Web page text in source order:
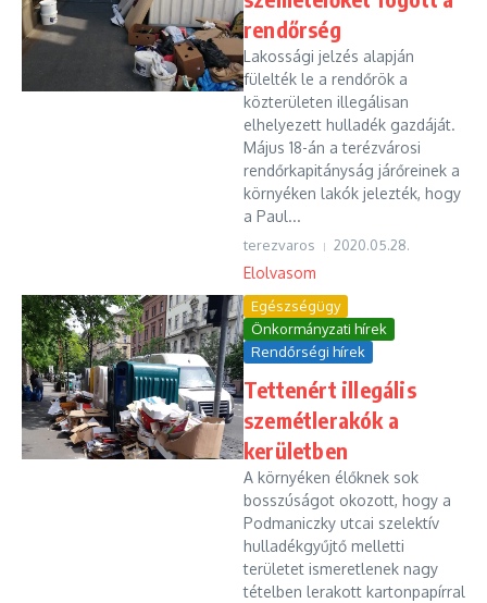
rendőrség
Lakossági jelzés alapján
fülelték le a rendőrök a
közterületen illegálisan
elhelyezett hulladék gazdáját.
Május 18-án a terézvárosi
rendőrkapitányság járőreinek a
környéken lakók jelezték, hogy
a Paul...
terezvaros 2020.05.28.
Elolvasom
Egészségügy
Önkormányzati hírek
Rendőrségi hírek
Tettenért illegális
szemétlerakók a
kerületben
A környéken élőknek sok
bosszúságot okozott, hogy a
Podmaniczky utcai szelektív
hulladékgyűjtő melletti
területet ismeretlenek nagy
tételben lerakott kartonpapírral